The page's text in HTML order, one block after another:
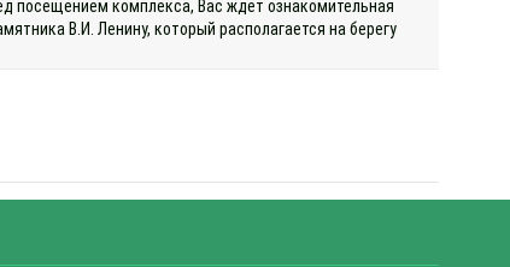
посещением комплекса, Вас ждет ознакомительная
В.И. Ленину, который располагается на берегу